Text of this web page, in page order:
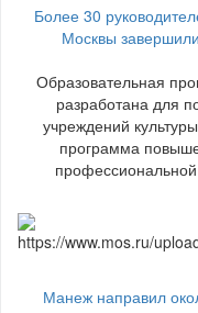
Более 30
Москвы
Образовательная
разработана для
учреждений
программа
Манеж направил